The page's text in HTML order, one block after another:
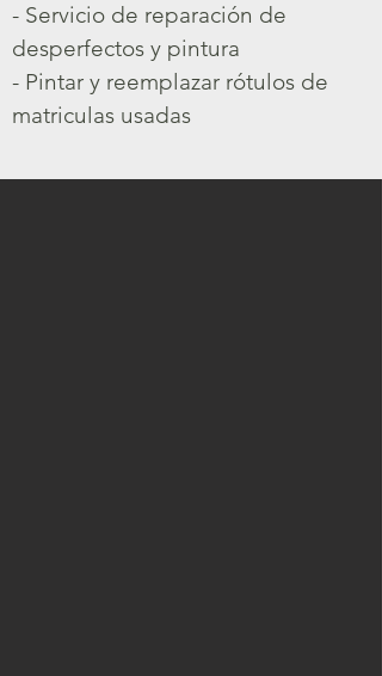
- Servicio de reparación de
desperfectos y pintura
- Pintar y reemplazar rótulos de
matriculas usadas